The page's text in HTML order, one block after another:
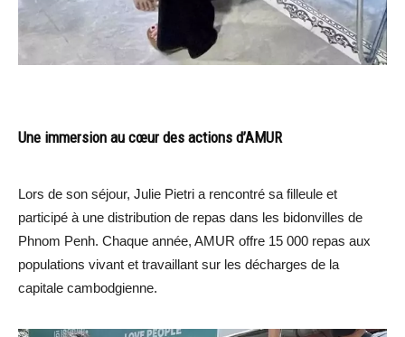
Une immersion au cœur des actions d’AMUR
Lors de son séjour, Julie Pietri a rencontré sa filleule et
participé à une distribution de repas dans les bidonvilles de
Phnom Penh. Chaque année, AMUR offre 15 000 repas aux
populations vivant et travaillant sur les décharges de la
capitale cambodgienne.